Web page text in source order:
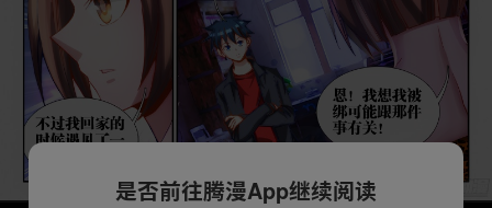
是否前往腾漫App继续阅读